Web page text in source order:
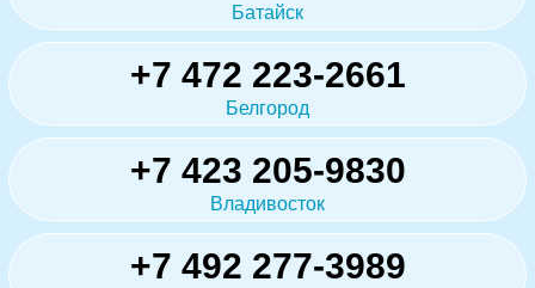
Батайск
+7 472 223-2661
Белгород
+7 423 205-9830
Владивосток
+7 492 277-3989